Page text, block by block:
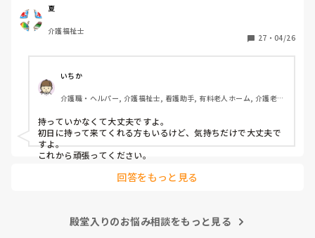
せてくださいませ
夏
介護福祉士
27 ・ 04/26
いちか
介護職・ヘルパー, 介護福祉士, 看護助手, 有料老人ホーム, 介護老人
持っていかなくて大丈夫ですよ。
初日に持って来てくれる方もいるけど、気持ちだけで大丈夫で
すよ。
これから頑張ってください。
回答をもっと見る
殿堂入りのお悩み相談をもっと見る